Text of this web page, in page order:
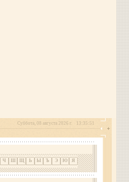
13:35:51
Суббота, 08 августа 2026 г.
Ч Ш Щ Ь Ы Ъ Э Ю Я